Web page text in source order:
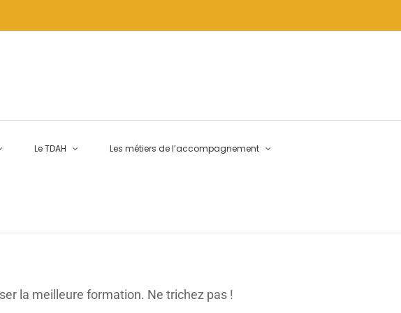
Le TDAH Les métiers de l’accompagnement
la meilleure formation. Ne trichez pas !